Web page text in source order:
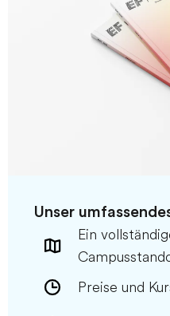
Unser
Ein
Preise und